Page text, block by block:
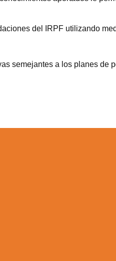
del IRPF utilizando
semejantes a los planes de